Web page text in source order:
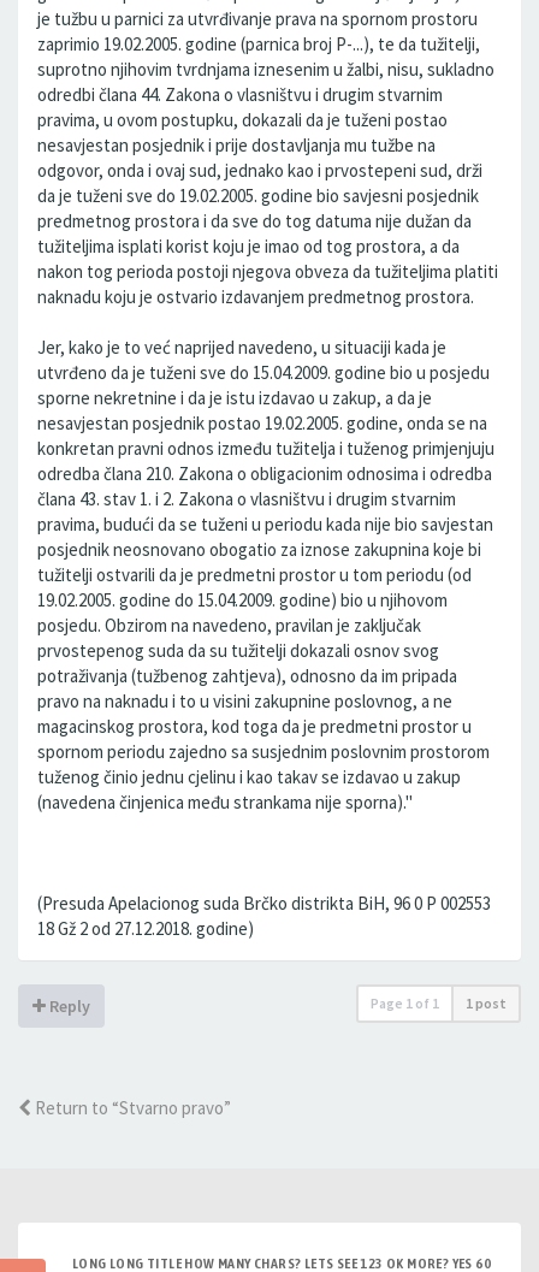
je tužbu u parnici za utvrđivanje prava na spornom prostoru
zaprimio 19.02.2005. godine (parnica broj P-...), te da tužitelji,
suprotno njihovim tvrdnjama iznesenim u žalbi, nisu, sukladno
odredbi člana 44. Zakona o vlasništvu i drugim stvarnim
pravima, u ovom postupku, dokazali da je tuženi postao
nesavjestan posjednik i prije dostavljanja mu tužbe na
odgovor, onda i ovaj sud, jednako kao i prvostepeni sud, drži
da je tuženi sve do 19.02.2005. godine bio savjesni posjednik
predmetnog prostora i da sve do tog datuma nije dužan da
tužiteljima isplati korist koju je imao od tog prostora, a da
nakon tog perioda postoji njegova obveza da tužiteljima platiti
naknadu koju je ostvario izdavanjem predmetnog prostora.
Jer, kako je to već naprijed navedeno, u situaciji kada je
utvrđeno da je tuženi sve do 15.04.2009. godine bio u posjedu
sporne nekretnine i da je istu izdavao u zakup, a da je
nesavjestan posjednik postao 19.02.2005. godine, onda se na
konkretan pravni odnos između tužitelja i tuženog primjenjuju
odredba člana 210. Zakona o obligacionim odnosima i odredba
člana 43. stav 1. i 2. Zakona o vlasništvu i drugim stvarnim
pravima, budući da se tuženi u periodu kada nije bio savjestan
posjednik neosnovano obogatio za iznose zakupnina koje bi
tužitelji ostvarili da je predmetni prostor u tom periodu (od
19.02.2005. godine do 15.04.2009. godine) bio u njihovom
posjedu. Obzirom na navedeno, pravilan je zaključak
prvostepenog suda da su tužitelji dokazali osnov svog
potraživanja (tužbenog zahtjeva), odnosno da im pripada
pravo na naknadu i to u visini zakupnine poslovnog, a ne
magacinskog prostora, kod toga da je predmetni prostor u
spornom periodu zajedno sa susjednim poslovnim prostorom
tuženog činio jednu cjelinu i kao takav se izdavao u zakup
(navedena činjenica među strankama nije sporna)."
(Presuda Apelacionog suda Brčko distrikta BiH, 96 0 P 002553
18 Gž 2 od 27.12.2018. godine)
Reply Page 1 of 1 1 post
Return to “Stvarno pravo”
LONG LONG TITLE HOW MANY CHARS? LETS SEE 123 OK MORE? YES 60